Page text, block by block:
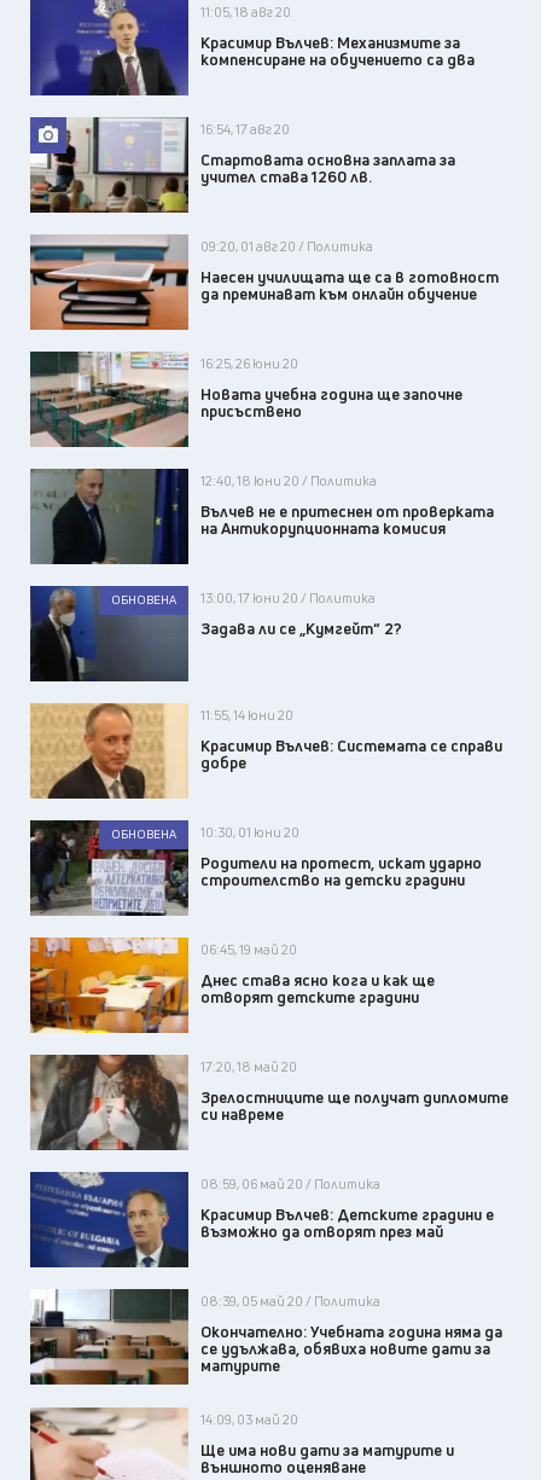
11:05, 18 авг 20
Красимир Вълчев: Механизмите за
компенсиране на обучението са два
16:54, 17 авг 20
Стартовата основна заплата за
учител става 1260 лв.
09:20, 01 авг 20 / Политика
Наесен училищата ще са в готовност
да преминават към онлайн обучение
16:25, 26 юни 20
Новата учебна година ще започне
присъствено
12:40, 18 юни 20 / Политика
Вълчев не е притеснен от проверката
на Антикорупционната комисия
ОБНОВЕНА 13:00, 17 юни 20 / Политика
Задава ли се „Кумгейт“ 2?
11:55, 14 юни 20
Красимир Вълчев: Системата се справи
добре
ОБНОВЕНА 10:30, 01 юни 20
Родители на протест, искат ударно
строителство на детски градини
06:45, 19 май 20
Днес става ясно кога и как ще
отворят детските градини
17:20, 18 май 20
Зрелостниците ще получат дипломите
си навреме
08:59, 06 май 20 / Политика
Красимир Вълчев: Детските градини е
възможно да отворят през май
08:39, 05 май 20 / Политика
Окончателно: Учебната година няма да
се удължава, обявиха новите дати за
матурите
14:09, 03 май 20
Ще има нови дати за матурите и
външното оценяване